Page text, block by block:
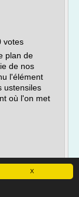
X
votes
plan de
de nos
l'élément
ustensiles
où l'on met